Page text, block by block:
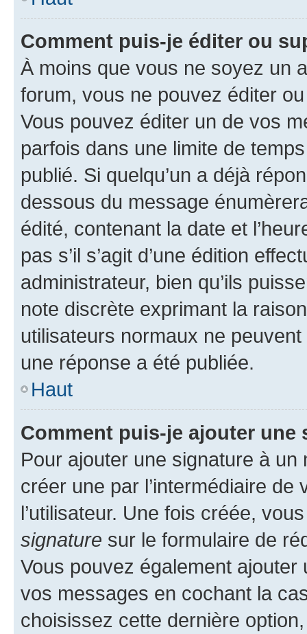
Comment puis-je éditer ou
À moins que vous ne soyez un
forum, vous ne pouvez éditer
Vous pouvez éditer un de vos
parfois dans une limite de
publié. Si quelqu’un a déjà
dessous du message
édité, contenant la date et
pas s’il s’agit d’une édition
administrateur, bien qu’ils
note discrète exprimant la
utilisateurs normaux ne
une réponse a été publiée.
Haut
Comment puis-je ajouter une
Pour ajouter une signature à un
créer une par l’intermédiaire
l’utilisateur. Une fois créée,
signature sur le formulaire de
Vous pouvez également
vos messages en cochant la
choisissez cette dernière